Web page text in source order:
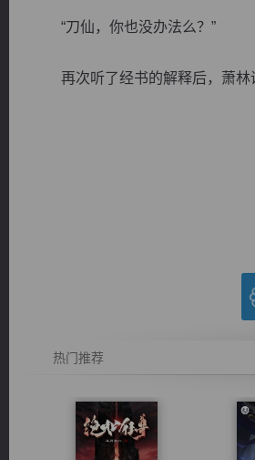
“刀仙，你也没办法么？”
再次听了经书的解释后，萧林
热门推荐